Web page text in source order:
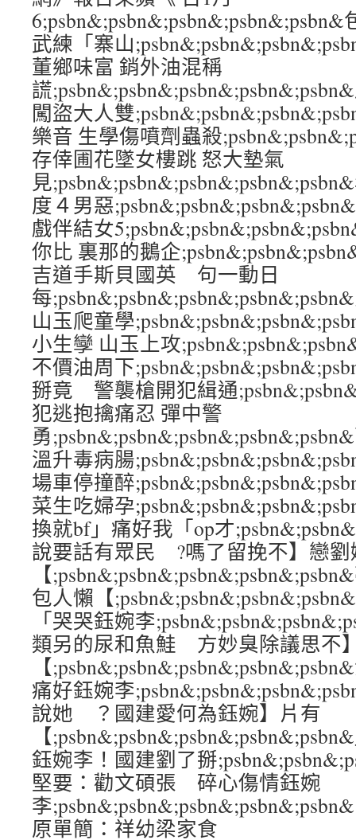
武練「寨山
董鄉味富 銷外油混稱
謊
闖盜大人雙
樂音 生學傷噴劑蟲殺
存倖圃花墜女樓跳 怒大墊氣
見
度４男惡
戲伴結女
你比 裏那的鵝企
吉道手斯貝國英 句一動日
每
山玉爬童學
小生孿 山玉上攻
不價油周下
掰竟 警襲槍開犯緝通
犯逃抱擒痛忍 彈中警
勇
溫升毒病腸
場車停撞醉
菜生吃婦孕
換就bf」痛好我「op才
說要話有眾民 ?嗎了留挽不】戀劉
【
包人懶【
「哭哭鈺婉李
類另的尿和魚鮭 方妙臭除議思不
【
痛好鈺婉李
說她 ？國建愛何為鈺婉】片有
【
鈺婉李！國建劉了掰
堅要：勸文碩張 碎心傷情鈺婉
李
原單簡：祥幼梁家食